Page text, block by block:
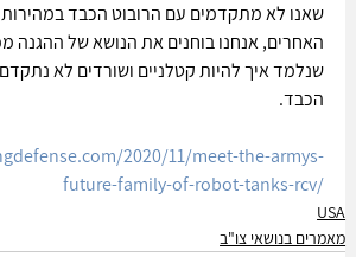
שאנו לא מתקדמים עם הרובוט הכבד
האחרים, אנחנו בוחנים את הנושא של ההגנה
שנלמד איך להיות קטלניים ושורדים לא
הכבד.
2020/11/meet-the-armys-
future-family-of-robot-tanks-rcv/
USA
מאמרים בנושאי צו"ב